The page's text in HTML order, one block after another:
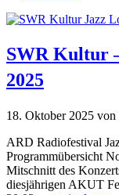
SWR Kultur
2025
18. Oktober 2025 von
ARD Radiofestival
Programmübersicht
Mitschnitt des
diesjährigen AKUT